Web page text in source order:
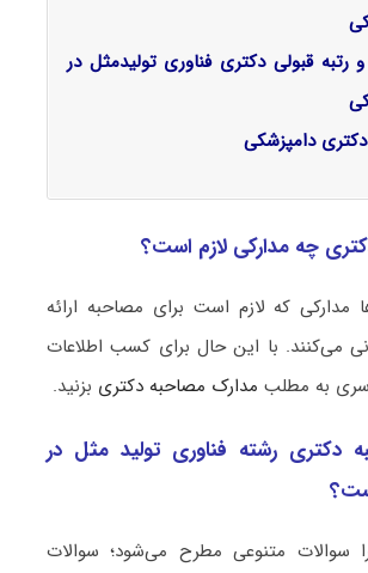
و رتبه قبولی دکتری فناوری تولیدمثل در
دامپزشکی
چه مدارکی لازم است؟
مدارکی که لازم است برای مصاحبه ارائه
می‌کنند. با این حال برای کسب اطلاعات
سری به مطلب مدارک مصاحبه دکتری بزنید.
دکتری رشته فناوری تولید مثل در
سوالات متنوعی مطرح می‌شود؛ سوالات